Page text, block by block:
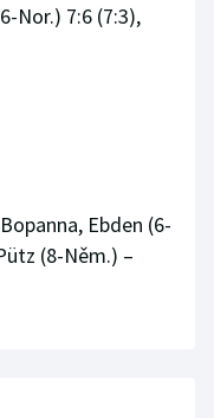
Nor.) 7:6 (7:3),
Ebden (6-
(8-Něm.) –